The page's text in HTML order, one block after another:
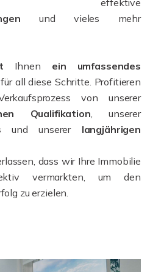
und vieles mehr
Ihnen ein umfassendes
für all diese Schritte. Profitieren
von unserer
Qualifikation , unserer
und unserer langjährigen
dass wir Ihre Immobilie
vermarkten, um den
zu erzielen.